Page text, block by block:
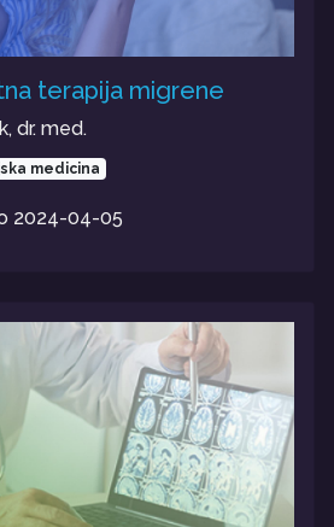
terapija migrene
dr. med.
medicina
2024-04-05